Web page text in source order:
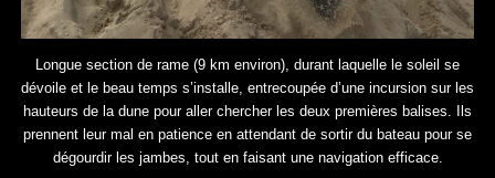
Longue section de rame (9 km environ), durant laquelle le soleil se
dévoile et le beau temps s’installe, entrecoupée d’une incursion sur les
hauteurs de la dune pour aller chercher les deux premières balises. Ils
prennent leur mal en patience en attendant de sortir du bateau pour se
dégourdir les jambes, tout en faisant une navigation efficace.